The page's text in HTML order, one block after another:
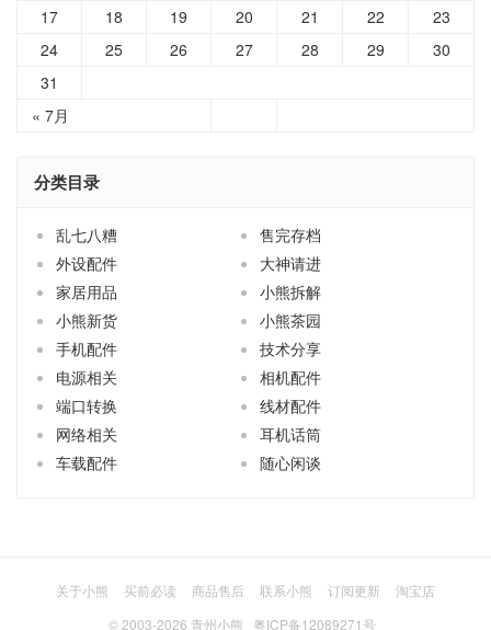
« 7月
17
18 19 20 21 22
23
24
25 26 27 28 29
30
31
分类目录
乱七八糟
售完存档
外设配件
大神请进
家居用品
小熊拆解
小熊新货
小熊茶园
手机配件
技术分享
电源相关
相机配件
端口转换
线材配件
网络相关
耳机话筒
车载配件
随心闲谈
关于小熊 买前必读 商品售后 联系小熊 订阅更新
淘宝店
© 2003-2026 青州小熊 粤ICP备12089271号